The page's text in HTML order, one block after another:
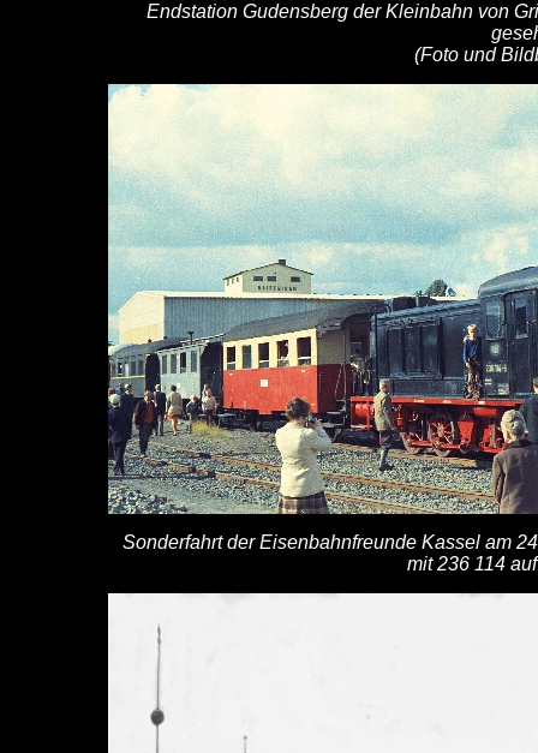
Endstation Gudensberg der Kleinbahn von
(Foto und
Sonderfahrt der Eisenbahnfreunde Kassel am
mit 236 114